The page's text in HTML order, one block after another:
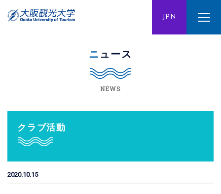
JPN
ENG CHN
ニュース
NEWS
クラブ活動
2020.10.15